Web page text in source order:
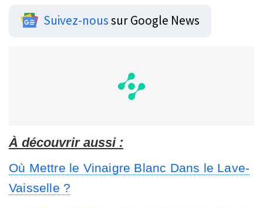
Suivez-noussur Google News
À découvrir aussi :
Où Mettre le Vinaigre Blanc Dans le Lave-
Vaisselle ?